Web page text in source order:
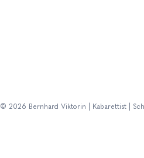
© 2026 Bernhard Viktorin | Kabarettist |